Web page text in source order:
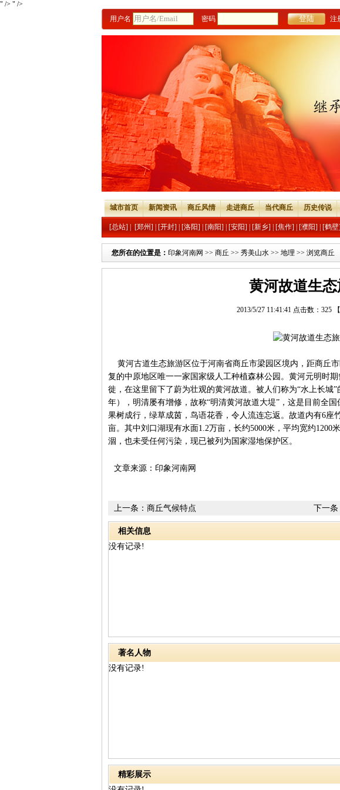
" /> " />
用户名 密码 注
城市首页 新闻资讯 商丘风情 走进商丘 当代商丘 历史传说
[总站] [郑州] [开封] [洛阳] [南阳] [安阳] [新乡] [焦作] [濮阳] [鹤壁]
您所在的位置是： 印象河南网 >> 商丘 >> 秀美山水 >> 地理 >> 浏览商丘
黄河故道生态
2013/5/27 11:41:41 点击数： 325
黄河古道生态旅游区位于河南省商丘市梁园区境内，距商丘
复的中原地区唯一一家国家级人工种植森林公园。黄河元明时
徙，在这里留下了蔚为壮观的黄河故道。被人们称为“水上长城
年），明清屡有增修，故称“明清黄河故道大堤”，这是目前全
果树成行，绿草成茵，鸟语花香，令人流连忘返。故道内有6座
亩。其中刘口湖现有水面1.2万亩，长约5000米，平均宽约1200
涸，也未受任何污染，现已被列为国家湿地保护区。
文章来源：印象河南网
下一条
上一条： 商丘气候特点
相关信息
没有记录!
著名人物
没有记录!
精彩展示